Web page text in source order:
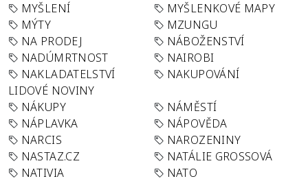
MYŠLENÍ
MYŠLENKOVÉ MAPY
MÝTY
MZUNGU
NA PRODEJ
NÁBOŽENSTVÍ
NADÚMRTNOST
NAIROBI
NAKLADATELSTVÍ
LIDOVÉ NOVINY
NAKUPOVÁNÍ
NÁKUPY
NÁMĚSTÍ
NÁPLAVKA
NÁPOVĚDA
NARCIS
NAROZENINY
NASTAZ.CZ
NATÁLIE GROSSOVÁ
NATIVIA
NATO